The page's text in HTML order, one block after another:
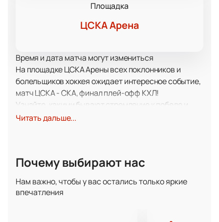
Площадка
ЦСКА Арена
Время и дата матча могут измениться
На площадке ЦСКА Арены всех поклонников и
болельщиков хоккея ожидает интересное событие,
матч ЦСКА - СКА, финал плей-офф КХЛ!
Узнайте, какими бывают стремление к победе и
настоящий драйв! В напряженном столкновении
В центре событий вы окажетесь наравне с
трибун также важна для победы, как и мастерство
самих спортсменов. Не упустите ни одного важного
Читать дальше...
Почему выбирают нас
Нам важно, чтобы у вас остались только яркие
впечатления